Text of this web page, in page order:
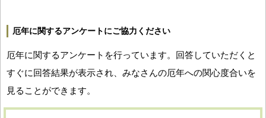
厄年に関するアンケートにご協力ください
厄年に関するアンケートを行っています。回答していただくと
すぐに回答結果が表示され、みなさんの厄年への関心度合いを
見ることができます。